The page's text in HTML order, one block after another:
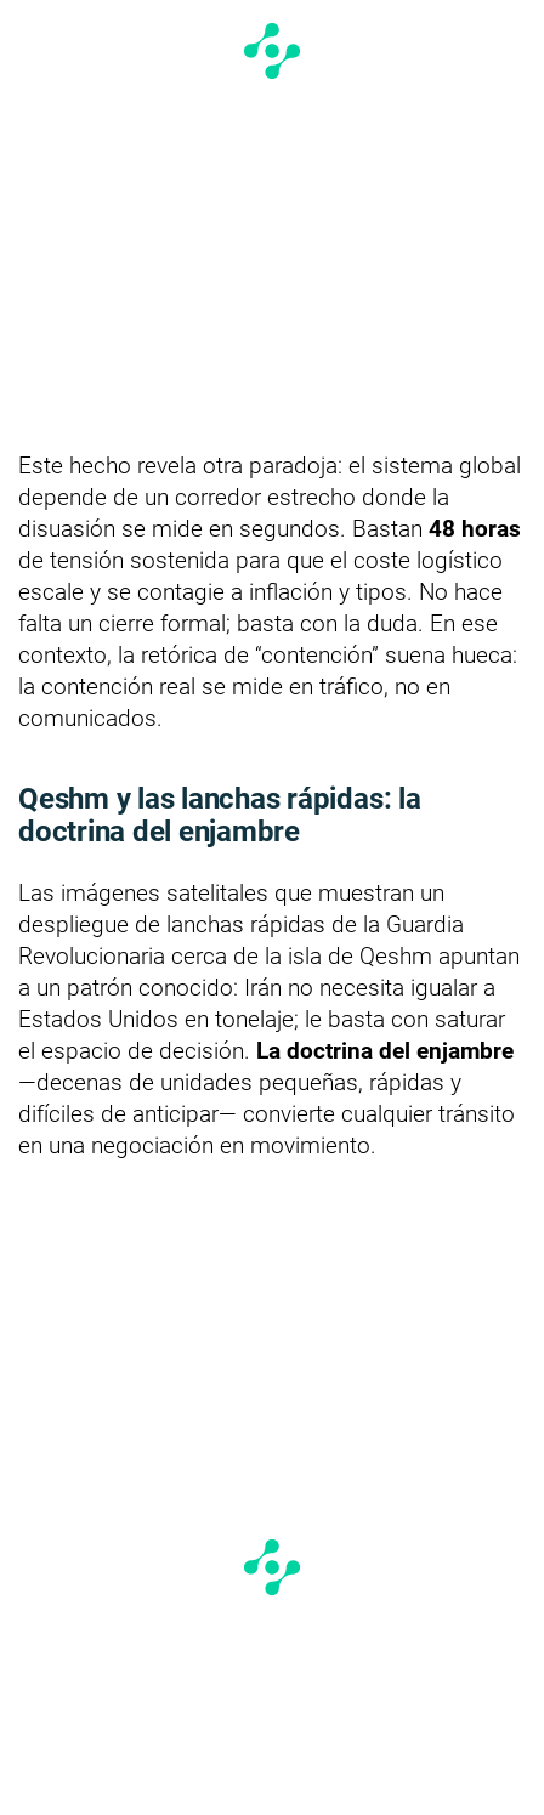
Este hecho revela otra paradoja: el sistema global
depende de un corredor estrecho donde la
disuasión se mide en segundos. Bastan 48 horas
de tensión sostenida para que el coste logístico
escale y se contagie a inflación y tipos. No hace
falta un cierre formal; basta con la duda. En ese
contexto, la retórica de “contención” suena hueca:
la contención real se mide en tráfico, no en
comunicados.
Qeshm y las lanchas rápidas: la
doctrina del enjambre
Las imágenes satelitales que muestran un
despliegue de lanchas rápidas de la Guardia
Revolucionaria cerca de la isla de Qeshm apuntan
a un patrón conocido: Irán no necesita igualar a
Estados Unidos en tonelaje; le basta con saturar
el espacio de decisión. La doctrina del enjambre
—decenas de unidades pequeñas, rápidas y
difíciles de anticipar— convierte cualquier tránsito
en una negociación en movimiento.